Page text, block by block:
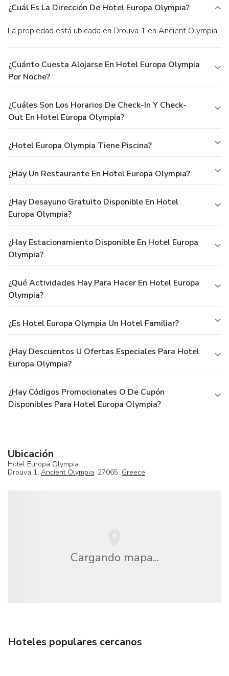
¿Cuál Es La Dirección De Hotel Europa Olympia?
La propiedad está ubicada en Drouva 1 en Ancient Olympia.
¿Cuánto Cuesta Alojarse En Hotel Europa Olympia
Por Noche?
¿Cuáles Son Los Horarios De Check-In Y Check-
Out En Hotel Europa Olympia?
¿Hotel Europa Olympia Tiene Piscina?
¿Hay Un Restaurante En Hotel Europa Olympia?
¿Hay Desayuno Gratuito Disponible En Hotel
Europa Olympia?
¿Hay Estacionamiento Disponible En Hotel Europa
Olympia?
¿Qué Actividades Hay Para Hacer En Hotel Europa
Olympia?
¿Es Hotel Europa Olympia Un Hotel Familiar?
¿Hay Descuentos U Ofertas Especiales Para Hotel
Europa Olympia?
¿Hay Códigos Promocionales O De Cupón
Disponibles Para Hotel Europa Olympia?
Ubicación
Hotel Europa Olympia
Drouva 1, Ancient Olympia, 27065, Greece
Cargando mapa...
Hoteles populares cercanos